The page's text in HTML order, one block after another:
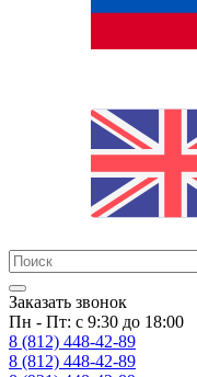
Заказать звонок
Пн - Пт: с 9:30 до 18:00
8 (812) 448-42-89
8 (812) 448-42-89